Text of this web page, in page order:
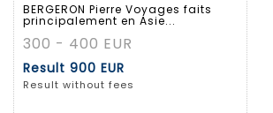
BERGERON Pierre Voyages faits
principalement en Asie...
300 - 400 EUR
Result 900 EUR
Result without fees